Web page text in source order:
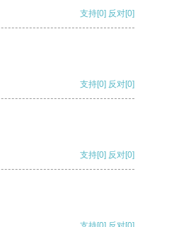
支持[0] 反对[0]
支持[0] 反对[0]
支持[0] 反对[0]